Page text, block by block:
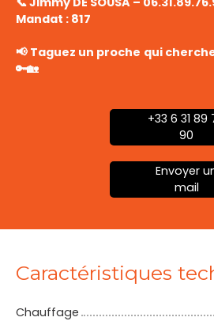
Mandat : 817
📢 Taguez un proche qui
🔑🏡
+33 6 31 89
90
Envoyer
mail
Caractéristiques
Chauffage